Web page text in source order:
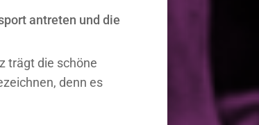
antreten und die
trägt die schöne
denn es